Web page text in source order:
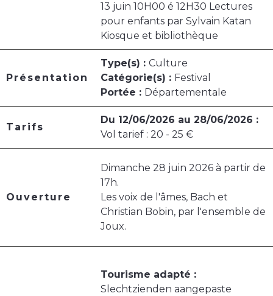
13 juin 10H00 é 12H30 Lectures
pour enfants par Sylvain Katan
Kiosque et bibliothèque
Présentation
Type(s) : Culture
Catégorie(s) : Festival
Portée : Départementale
Tarifs
Du 12/06/2026 au 28/06/2026 :
Vol tarief : 20 - 25 €
Ouverture
Dimanche 28 juin 2026 à partir de
17h.
Les voix de l'âmes, Bach et
Christian Bobin, par l'ensemble de
Joux.
Tourisme adapté :
Slechtzienden aangepaste